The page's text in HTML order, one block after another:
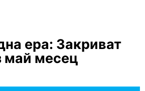
ера: Закриват
май месец